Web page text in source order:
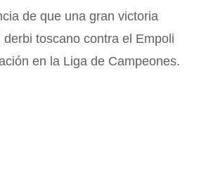
de que una gran victoria
toscano contra el Empoli
en la Liga de Campeones.